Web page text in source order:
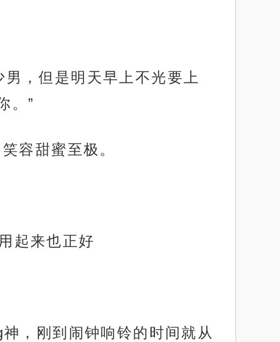
，但是明天早上不光要上
。”
容甜蜜至极。
起来也正好
，刚到闹钟响铃的时间就从